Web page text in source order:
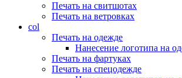
Печать на свитшотах
Печать на ветровках
col
Печать на одежде
Нанесение логотипа на
Печать на фартуках
Печать на спецодежде